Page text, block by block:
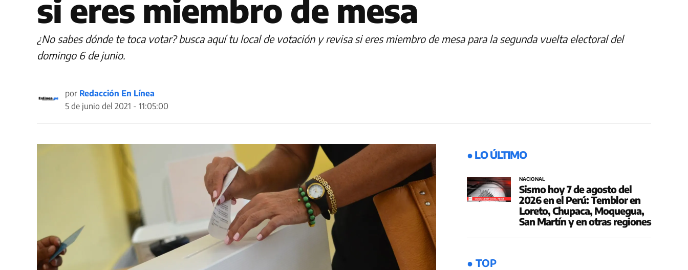
si eres miembro de mesa
¿No sabes dónde te toca votar? busca aquí tu local de votación y revisa si eres miembro de mesa para la segunda vuelta electoral del
domingo 6 de junio.
por Redacción En Línea
5 de junio del 2021 - 11:05:00
● LO ÚLTIMO
NACIONAL
Sismo hoy 7 de agosto del
2026 en el Perú: Temblor en
Loreto, Chupaca, Moquegua,
San Martín y en otras regiones
● TOP